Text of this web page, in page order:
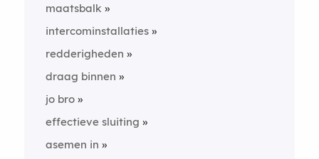
maatsbalk
intercominstallaties
redderigheden
draag binnen
jo bro
effectieve sluiting
asemen in